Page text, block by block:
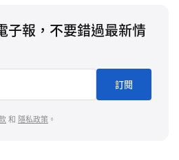
年世界冰淇淋大賽獲獎品項
造蜜香紅茶口味內餡，每口
；而肉鬆麵包升級傳統，嚴選
肉鬆，搭配內餡特製奶油餡料
Work Room 一街咖啡
子報，不要錯過最新情
訂閱
和 隱私政策 。